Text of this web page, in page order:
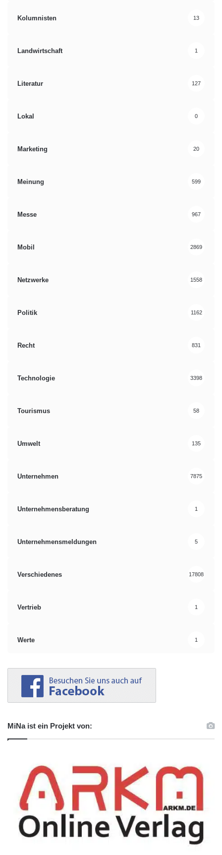
Kolumnisten 13
Landwirtschaft 1
Literatur 127
Lokal 0
Marketing 20
Meinung 599
Messe 967
Mobil 2869
Netzwerke 1558
Politik 1162
Recht 831
Technologie 3398
Tourismus 58
Umwelt 135
Unternehmen 7875
Unternehmensberatung 1
Unternehmensmeldungen 5
Verschiedenes 17808
Vertrieb 1
Werte 1
MiNa ist ein Projekt von: